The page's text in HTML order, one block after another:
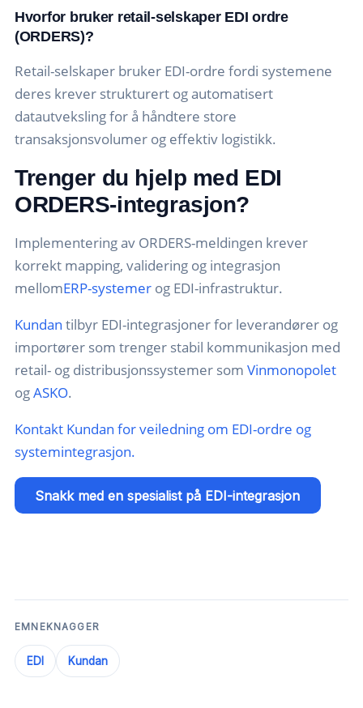
Hvorfor bruker retail-selskaper EDI ordre
(ORDERS)?
Retail-selskaper bruker EDI-ordre fordi systemene
deres krever strukturert og automatisert
datautveksling for å håndtere store
transaksjonsvolumer og effektiv logistikk.
Trenger du hjelp med EDI
ORDERS-integrasjon?
Implementering av ORDERS-meldingen krever
korrekt mapping, validering og integrasjon
mellomERP-systemer og EDI-infrastruktur.
Kundan tilbyr EDI-integrasjoner for leverandører og
importører som trenger stabil kommunikasjon med
retail- og distribusjonssystemer som Vinmonopolet
ogASKO.
Kontakt Kundan for veiledning om EDI-ordre og
systemintegrasjon.
Snakk med en spesialist på EDI-integrasjon
EMNEKNAGGER
EDI Kundan